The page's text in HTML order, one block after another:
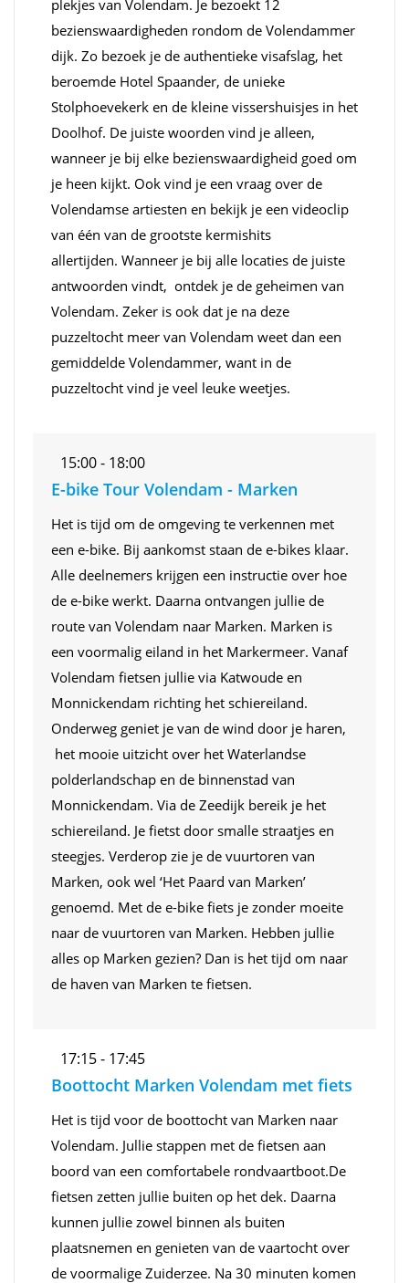
plekjes van Volendam. Je bezoekt 12
bezienswaardigheden rondom de Volendammer
dijk. Zo bezoek je de authentieke visafslag, het
beroemde Hotel Spaander, de unieke
Stolphoevekerk en de kleine vissershuisjes in het
Doolhof. De juiste woorden vind je alleen,
wanneer je bij elke bezienswaardigheid goed om
je heen kijkt. Ook vind je een vraag over de
Volendamse artiesten en bekijk je een videoclip
van één van de grootste kermishits
allertijden. Wanneer je bij alle locaties de juiste
antwoorden vindt, ontdek je de geheimen van
Volendam. Zeker is ook dat je na deze
puzzeltocht meer van Volendam weet dan een
gemiddelde Volendammer, want in de
puzzeltocht vind je veel leuke weetjes.
15:00 - 18:00
E-bike Tour Volendam - Marken
Het is tijd om de omgeving te verkennen met
een e-bike. Bij aankomst staan de e-bikes klaar.
Alle deelnemers krijgen een instructie over hoe
de e-bike werkt. Daarna ontvangen jullie de
route van Volendam naar Marken. Marken is
een voormalig eiland in het Markermeer. Vanaf
Volendam fietsen jullie via Katwoude en
Monnickendam richting het schiereiland.
Onderweg geniet je van de wind door je haren,
het mooie uitzicht over het Waterlandse
polderlandschap en de binnenstad van
Monnickendam. Via de Zeedijk bereik je het
schiereiland. Je fietst door smalle straatjes en
steegjes. Verderop zie je de vuurtoren van
Marken, ook wel ‘Het Paard van Marken’
genoemd. Met de e-bike fiets je zonder moeite
naar de vuurtoren van Marken. Hebben jullie
alles op Marken gezien? Dan is het tijd om naar
de haven van Marken te fietsen.
17:15 - 17:45
Boottocht Marken Volendam met fiets
Het is tijd voor de boottocht van Marken naar
Volendam. Jullie stappen met de fietsen aan
boord van een comfortabele rondvaartboot.De
fietsen zetten jullie buiten op het dek. Daarna
kunnen jullie zowel binnen als buiten
plaatsnemen en genieten van de vaartocht over
de voormalige Zuiderzee. Na 30 minuten komen